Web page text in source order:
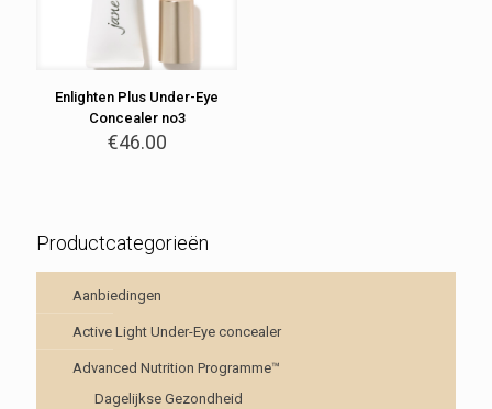
Enlighten Plus Under-Eye
Concealer no3
€46.00
Productcategorieën
Aanbiedingen
Active Light Under-Eye concealer
Advanced Nutrition Programme™
Dagelijkse Gezondheid